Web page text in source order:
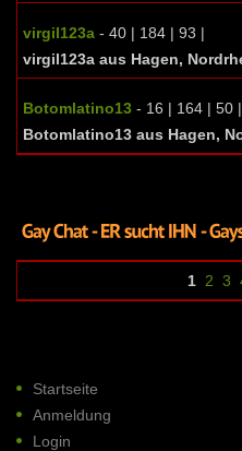
virgil123a - 40 | 184 | 93 |
virgil123a aus Hagen,
Botomlatino13 - 16 | 164 | 50 |
Botomlatino13 aus Hagen,
1 2 3
Startseite
Anmeldung
Login